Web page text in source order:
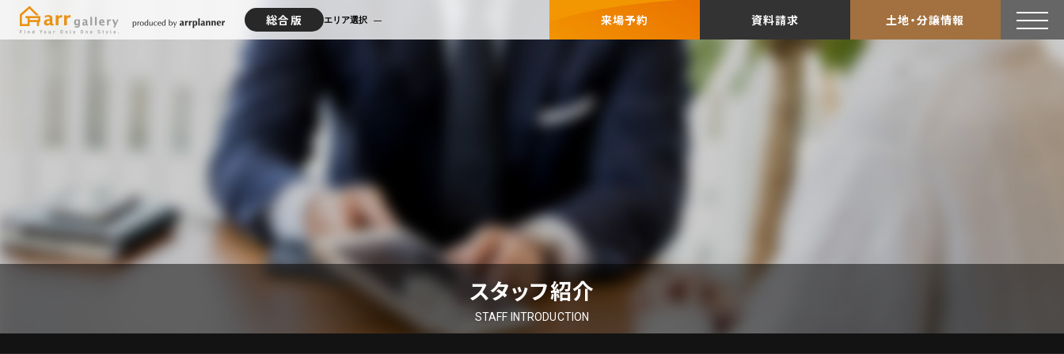
総合版 エリア選択 来場予約 資料請求 土地・分譲情報
スタッフ紹介
STAFF INTRODUCTION